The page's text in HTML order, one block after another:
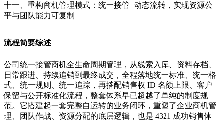
十一、重构商机管理模式：统一接管+动态流转，实现资源公
平与团队能力可复制
流程简要综述
公司统一接管商机全生命周期管理，从线索入库、资料存档、
日常跟进、持续追销到最终成交，全程落地统一标准、统一格
式、统一规则、统一追踪，再搭配销售权 ID 名额上限、客户
保留与公开标准化流程，整套体系早已超越了单纯的制度规
范。它搭建起一套完整自运转的业务闭环，重塑了企业商机管
理、团队作战、资源分配的底层逻辑，也是 4321 成功销售体